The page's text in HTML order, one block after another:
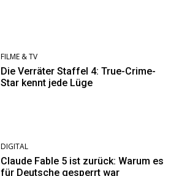
FILME & TV
Die Verräter Staffel 4: True-Crime-
Star kennt jede Lüge
DIGITAL
Claude Fable 5 ist zurück: Warum es
für Deutsche gesperrt war